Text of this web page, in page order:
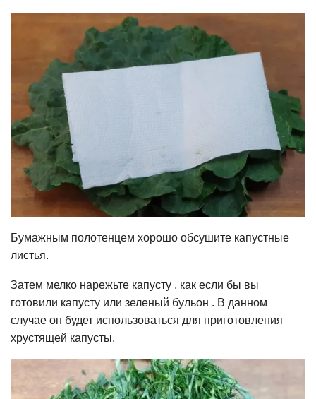
Бумажным полотенцем хорошо обсушите капустные
листья.
Затем мелко нарежьте капусту , как если бы вы
готовили капусту или зеленый бульон . В данном
случае он будет использоваться для приготовления
хрустящей капусты.